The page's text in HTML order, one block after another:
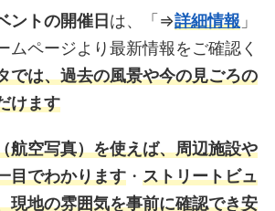
ントの開催日 は、「⇒詳細情報 」
ムページより最新情報をご確認く
では、過去の風景や今の見ごろの
けます
航空写真）を使えば、周辺施設や
目でわかります ・ ストリートビュ
現地の雰囲気を事前に確認でき安